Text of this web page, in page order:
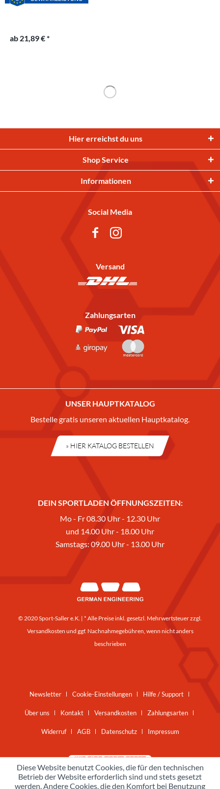
ab 21,89 € *
Hier erreichst du uns
Shop Service
Informationen
Social Media
Versand
Zahlungsarten
UNSER HAUPTKATALOG
Bestelle gratis unseren aktuellen Hauptkatalog.
» HIER KATALOG BESTELLEN
DEIN SPORTLADEN ÖFFNUNGSZEITEN:
Mo - Fr 08.30 Uhr - 12.30 Uhr
und 14.00 Uhr - 18.00 Uhr
Samstags: 09.00 Uhr - 13.00 Uhr
© 2020 Sport-Saller e.K. | * Alle Preise inkl. gesetzl. Mehrwertsteuer zzgl.
Versandkosten und ggf. Nachnahmegebühren, wenn nicht anders
beschrieben
Newsletter Cookie-Einstellungen Hilfe / Support
Über uns Kontakt Versandkosten Zahlungsarten
Widerruf AGB Datenschutz Impressum
Diese Website benutzt Cookies, die für den technischen
Betrieb der Website erforderlich sind und stets gesetzt
werden. Andere Cookies, die den Komfort bei Benutzung